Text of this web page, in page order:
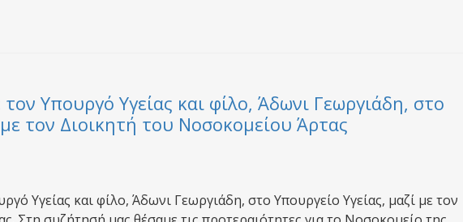
Υπουργό Υγείας και φίλο, Άδωνι Γεωργιάδη, στο
τον Διοικητή του Νοσοκομείου Άρτας
Υγείας και φίλο, Άδωνι Γεωργιάδη, στο Υπουργείο Υγείας, μαζί με τον